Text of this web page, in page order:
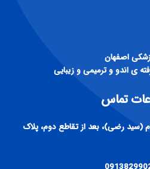
ی اندو و ترميمی و زيبايی
تماس